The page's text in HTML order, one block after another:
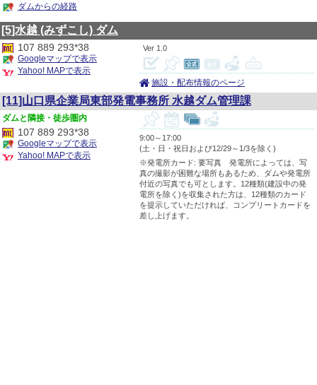
ダムからの経路
[5]水越 (みずこし) ダム
1.0
施設・配布情報のページ
107 889 293*38
Googleマップで表示
Yahoo! MAPで表示
[11]山口県企業局東部発電事務所 水越ダム管理課
9:00～17:00
(土・日・祝日および12/29～1/3を除く)
※発電所カード: 要写真 発電所によっては、写
真の撮影が困難な場所もあるため、ダムや発電所
付近の写真でも可とします。12種類(建設中の発
電所を除く)を収集された方は、12種類のカード
を提示していただければ、コンプリートカードを
差し上げます。
隣接・徒歩圏内
107 889 293*38
Googleマップで表示
Yahoo! MAPで表示